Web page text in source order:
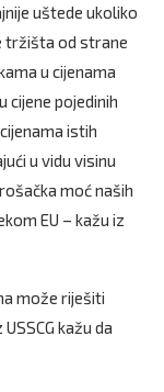
uštede ukoliko
tržišta od strane
u cijenama
cijene pojedinih
istih
u vidu visinu
moć naših
EU – kažu iz
može riješiti
kažu da